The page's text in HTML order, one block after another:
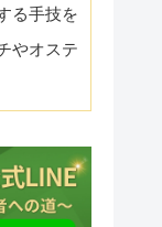
る手技を
やオステ